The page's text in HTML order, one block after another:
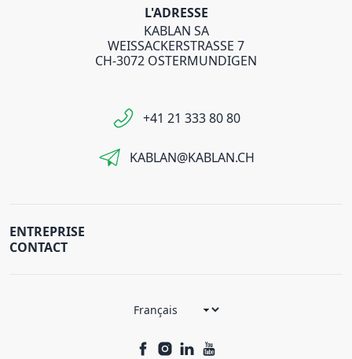
L'ADRESSE
KABLAN SA
WEISSACKERSTRASSE 7
CH-3072 OSTERMUNDIGEN
+41 21 333 80 80
KABLAN@KABLAN.CH
ENTREPRISE
CONTACT